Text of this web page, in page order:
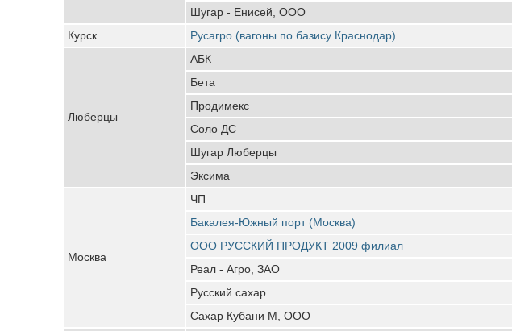
Шугар - Енисей, ООО
Курск
Русагро (вагоны по базису Краснодар)
Люберцы
АБК
Бета
Продимекс
Соло ДС
Шугар Люберцы
Эксима
Москва
ЧП
Бакалея-Южный порт (Москва)
ООО РУССКИЙ ПРОДУКТ 2009 филиал
Реал - Агро, ЗАО
Русский сахар
Сахар Кубани М, ООО